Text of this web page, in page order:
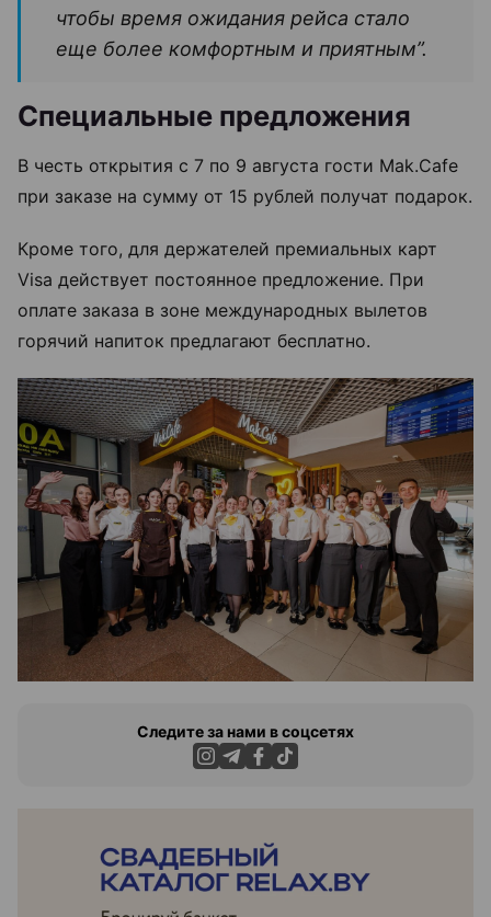
чтобы время ожидания рейса стало
еще более комфортным и приятным”.
Специальные предложения
В честь открытия с 7 по 9 августа гости Mak.Cafe
при заказе на сумму от 15 рублей получат подарок.
Кроме того, для держателей премиальных карт
Visa действует постоянное предложение. При
оплате заказа в зоне международных вылетов
горячий напиток предлагают бесплатно.
Следите за нами в соцсетях